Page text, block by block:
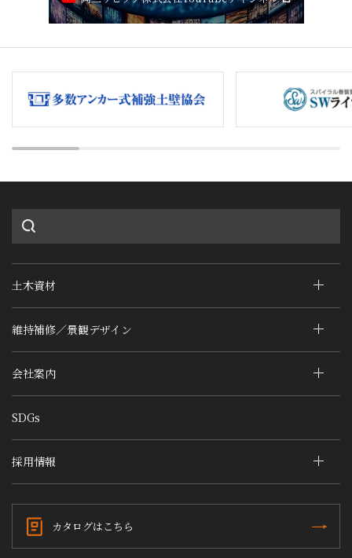
土木資材
維持補修／景観デザイン
会社案内
SDGs
採用情報
カタログはこちら